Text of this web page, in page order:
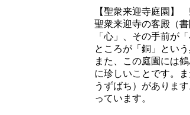
【聖衆来迎寺庭園】
聖衆来迎寺の客殿（
「心」、その手前が
ところが「銅」とい
また、この庭園には
に珍しいことです。
うずばち）がありま
っています。